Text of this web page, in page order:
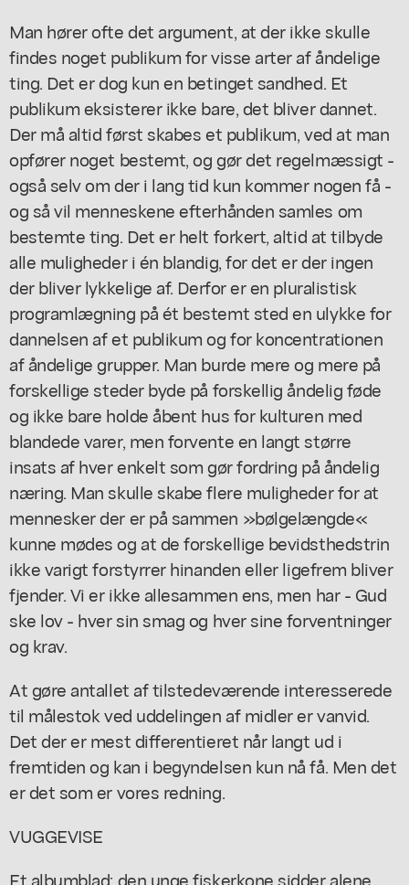
Man hører ofte det argument, at der ikke skulle
findes noget publikum for visse arter af åndelige
ting. Det er dog kun en betinget sandhed. Et
publikum eksisterer ikke bare, det bliver dannet.
Der må altid først skabes et publikum, ved at man
opfører noget bestemt, og gør det regelmæssigt -
også selv om der i lang tid kun kommer nogen få -
og så vil menneskene efterhånden samles om
bestemte ting. Det er helt forkert, altid at tilbyde
alle muligheder i én blandig, for det er der ingen
der bliver lykkelige af. Derfor er en pluralistisk
programlægning på ét bestemt sted en ulykke for
dannelsen af et publikum og for koncentrationen
af åndelige grupper. Man burde mere og mere på
forskellige steder byde på forskellig åndelig føde
og ikke bare holde åbent hus for kulturen med
blandede varer, men forvente en langt større
insats af hver enkelt som gør fordring på åndelig
næring. Man skulle skabe flere muligheder for at
mennesker der er på sammen »bølgelængde«
kunne mødes og at de forskellige bevidsthedstrin
ikke varigt forstyrrer hinanden eller ligefrem bliver
fjender. Vi er ikke allesammen ens, men har - Gud
ske lov - hver sin smag og hver sine forventninger
og krav.
At gøre antallet af tilstedeværende interesserede
til målestok ved uddelingen af midler er vanvid.
Det der er mest differentieret når langt ud i
fremtiden og kan i begyndelsen kun nå få. Men det
er det som er vores redning.
VUGGEVISE
Et albumblad: den unge fiskerkone sidder alene